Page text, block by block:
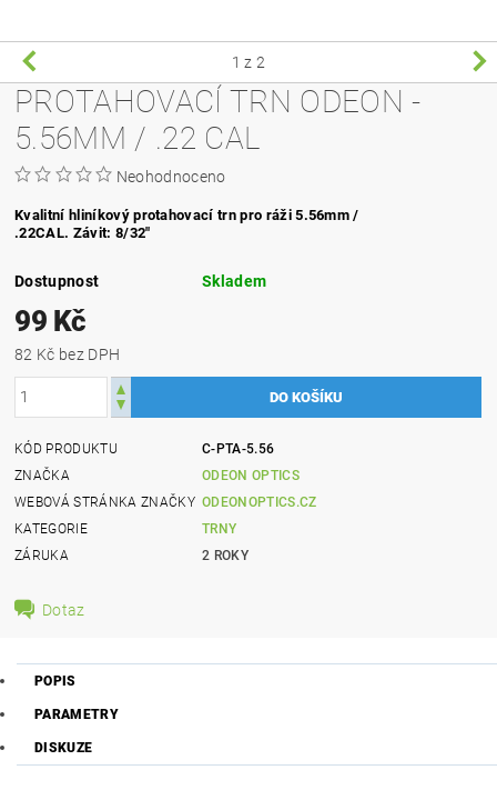
1 z 2
PROTAHOVACÍ TRN ODEON -
5.56MM / .22 CAL
Neohodnoceno
Kvalitní hliníkový protahovací trn pro ráži 5.56mm /
.22CAL. Závit: 8/32"
Dostupnost Skladem
99 Kč
82 Kč bez DPH
KÓD PRODUKTU
C-PTA-5.56
ZNAČKA
ODEON OPTICS
WEBOVÁ STRÁNKA ZNAČKY ODEONOPTICS.CZ
KATEGORIE
TRNY
ZÁRUKA
2 ROKY
Dotaz
POPIS
PARAMETRY
DISKUZE